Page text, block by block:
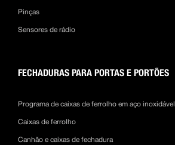
Pinças
Sensores de rádio
FECHADURAS PARA PORTAS E PORTÕES
Programa de caixas de ferrolho em aço inoxidável
Caixas de ferrolho
Canhão e caixas de fechadura